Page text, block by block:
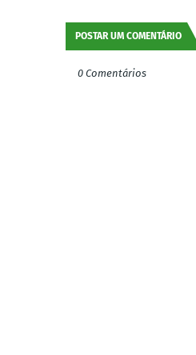
POSTAR UM COMENTÁRIO
0 Comentários